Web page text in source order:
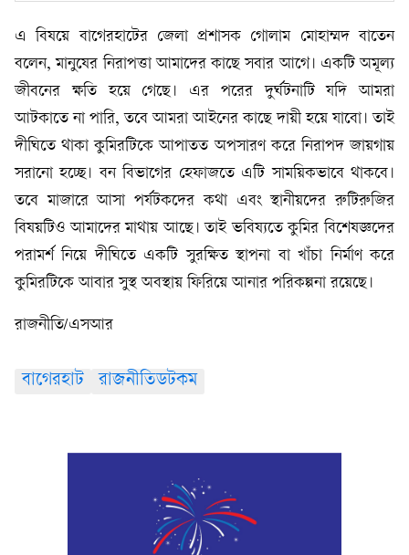
এ বিষয়ে বাগেরহাটের জেলা প্রশাসক গোলাম মোহাম্মদ বাতেন
বলেন, মানুষের নিরাপত্তা আমাদের কাছে সবার আগে। একটি অমূল্য
জীবনের ক্ষতি হয়ে গেছে। এর পরের দুর্ঘটনাটি যদি আমরা
আটকাতে না পারি, তবে আমরা আইনের কাছে দায়ী হয়ে যাবো। তাই
দীঘিতে থাকা কুমিরটিকে আপাতত অপসারণ করে নিরাপদ জায়গায়
সরানো হচ্ছে। বন বিভাগের হেফাজতে এটি সাময়িকভাবে থাকবে।
তবে মাজারে আসা পর্যটকদের কথা এবং স্থানীয়দের রুটিরুজির
বিষয়টিও আমাদের মাথায় আছে। তাই ভবিষ্যতে কুমির বিশেষজ্ঞদের
পরামর্শ নিয়ে দীঘিতে একটি সুরক্ষিত স্থাপনা বা খাঁচা নির্মাণ করে
কুমিরটিকে আবার সুস্থ অবস্থায় ফিরিয়ে আনার পরিকল্পনা রয়েছে।
রাজনীতি/এসআর
বাগেরহাট রাজনীতিডটকম